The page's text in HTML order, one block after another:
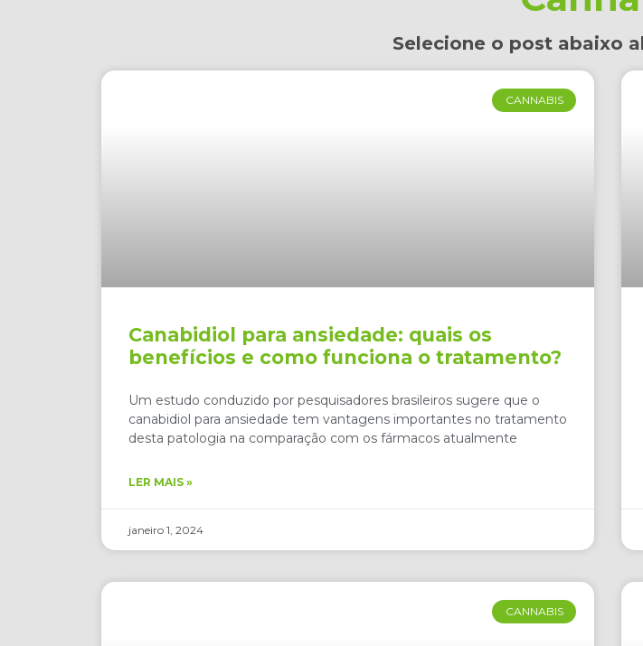
Selecione o post abaixo
CANNABIS
Canabidiol para ansiedade: quais os
benefícios e como funciona o tratamento?
Um estudo conduzido por pesquisadores brasileiros sugere que o
canabidiol para ansiedade tem vantagens importantes no tratamento
desta patologia na comparação com os fármacos atualmente
LER MAIS »
janeiro 1, 2024
CANNABIS